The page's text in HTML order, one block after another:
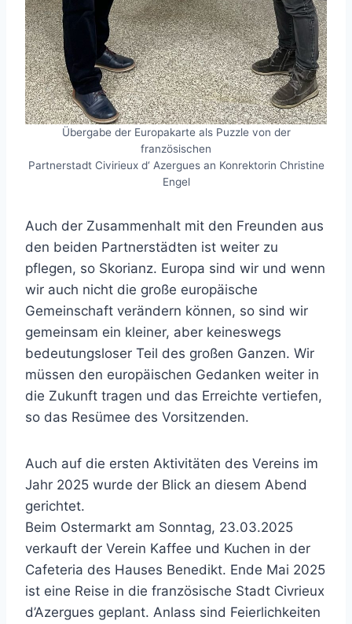
Übergabe der Europakarte als Puzzle von der
französischen
Partnerstadt Civirieux d‘ Azergues an Konrektorin Christine
Engel
Auch der Zusammenhalt mit den Freunden aus
den beiden Partnerstädten ist weiter zu
pflegen, so Skorianz. Europa sind wir und wenn
wir auch nicht die große europäische
Gemeinschaft verändern können, so sind wir
gemeinsam ein kleiner, aber keineswegs
bedeutungsloser Teil des großen Ganzen. Wir
müssen den europäischen Gedanken weiter in
die Zukunft tragen und das Erreichte vertiefen,
so das Resümee des Vorsitzenden.
Auch auf die ersten Aktivitäten des Vereins im
Jahr 2025 wurde der Blick an diesem Abend
gerichtet.
Beim Ostermarkt am Sonntag, 23.03.2025
verkauft der Verein Kaffee und Kuchen in der
Cafeteria des Hauses Benedikt. Ende Mai 2025
ist eine Reise in die französische Stadt Civrieux
d’Azergues geplant. Anlass sind Feierlichkeiten